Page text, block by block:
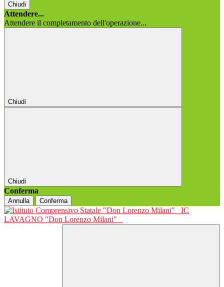
Chiudi
Attendere...
Attendere il completamento dell'operazione...
Chiudi
Chiudi
Conferma
Annulla Conferma
IC
LAVAGNO "Don Lorenzo Milani"